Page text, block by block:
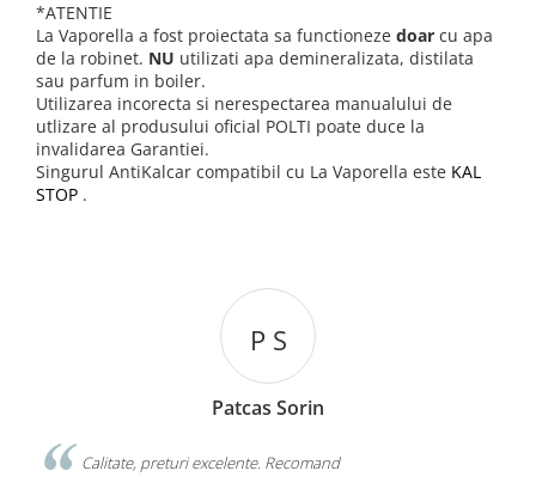
*ATENTIE
La Vaporella a fost proiectata sa functioneze doar cu apa
de la robinet. NU utilizati apa demineralizata, distilata
sau parfum in boiler.
Utilizarea incorecta si nerespectarea manualului de
utlizare al produsului oficial POLTI poate duce la
invalidarea Garantiei.
Singurul AntiKalcar compatibil cu La Vaporella este KAL
STOP .
Recomand